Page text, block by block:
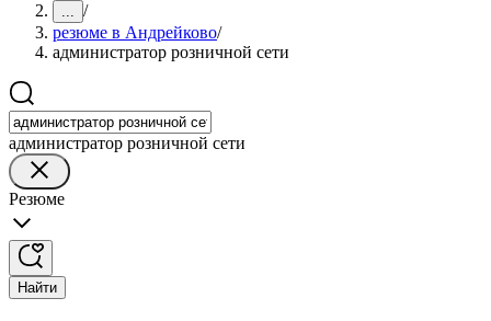
... /
резюме в Андрейково/
администратор розничной сети
администратор розничной сети
Резюме
Найти